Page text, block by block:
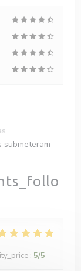
: 5/5
submeteram